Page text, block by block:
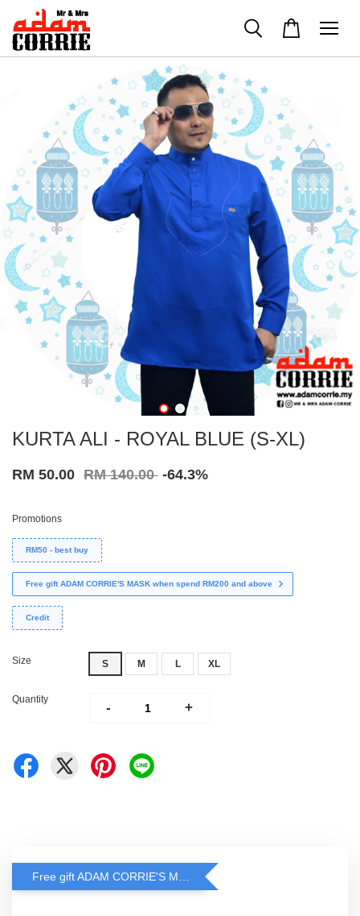
KURTA ALI - ROYAL BLUE (S-XL)
RM 50.00 RM 140.00 -64.3%
Promotions
RM50 - best buy
Free gift ADAM CORRIE'S MASK when spend RM200 and above
Credit
Size S M L XL
Quantity
- +